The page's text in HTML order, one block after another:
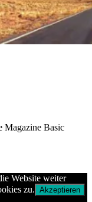
Magazine Basic
Website weiter
zu. Akzeptieren